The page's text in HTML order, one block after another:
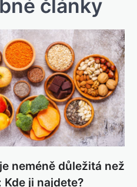
články
neméně důležitá než
ji najdete?